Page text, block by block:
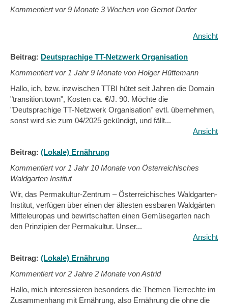
Kommentiert vor9 Monate 3 Wochen von Gernot Dorfer
Ansicht
Beitrag: Deutsprachige TT-Netzwerk Organisation
Kommentiert vor 1 Jahr 9 Monate von Holger Hüttemann
Hallo, ich, bzw. inzwischen TTBI hütet seit Jahren die Domain
"transition.town", Kosten ca. €/J. 90. Möchte die
"Deutsprachige TT-Netzwerk Organisation" evtl. übernehmen,
sonst wird sie zum 04/2025 gekündigt, und fällt...
Ansicht
Beitrag: (Lokale) Ernährung
Kommentiert vor 1 Jahr 10 Monate von Österreichisches
Waldgarten Institut
Wir, das Permakultur-Zentrum – Österreichisches Waldgarten-
Institut, verfügen über einen der ältesten essbaren Waldgärten
Mitteleuropas und bewirtschaften einen Gemüsegarten nach
den Prinzipien der Permakultur. Unser...
Ansicht
Beitrag: (Lokale) Ernährung
Kommentiert vor2 Jahre 2 Monate von Astrid
Hallo, mich interessieren besonders die Themen Tierrechte im
Zusammenhang mit Ernährung, also Ernährung die ohne die